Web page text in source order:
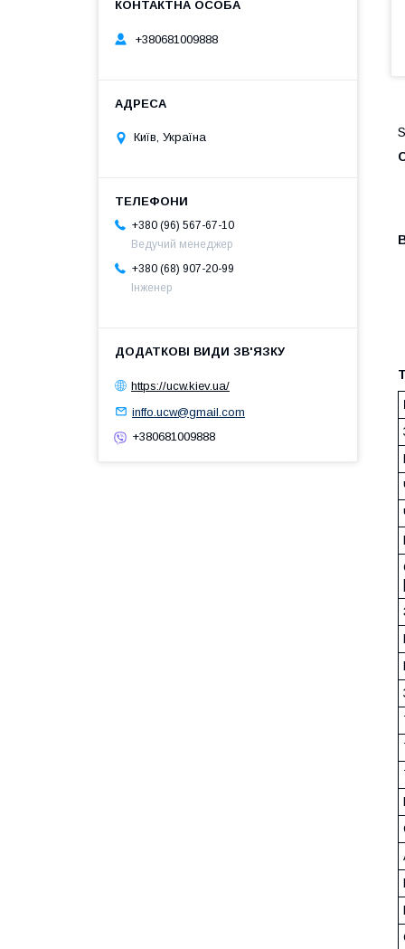
+380681009888
Київ, Україна
+380 (96) 567-67-10
Ведучий менеджер
+380 (68) 907-20-99
Інженер
https://ucw.kiev.ua/
inffo.ucw@gmail.com
+380681009888